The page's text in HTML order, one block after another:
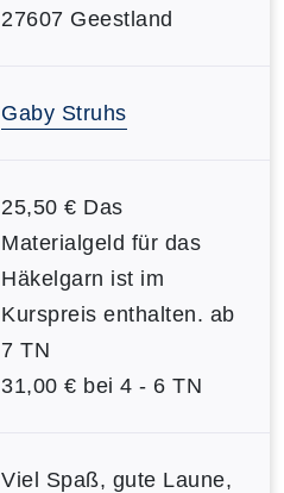
27607 Geestland
Gaby Struhs
25,50 € Das
Materialgeld für das
Häkelgarn ist im
Kurspreis enthalten. ab
7 TN
31,00 € bei 4 - 6 TN
Viel Spaß, gute Laune,